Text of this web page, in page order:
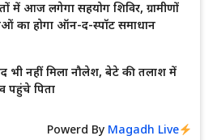
में आज लगेगा सहयोग शिविर, ग्रामीणों
का होगा ऑन-द-स्पॉट समाधान
भी नहीं मिला नौलेश, बेटे की तलाश में
पहुंचे पिता
Powerd By Magadh Live